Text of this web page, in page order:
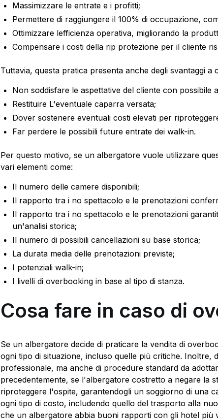
Massimizzare le entrate e i profitti;
Permettere di raggiungere il 100% di occupazione,
Ottimizzare lefficienza operativa, migliorando la
Compensare i costi della rip protezione per il cliente
Tuttavia, questa pratica presenta anche degli svantaggi
Non soddisfare le aspettative del cliente con possibile
Restituire L'eventuale caparra versata;
Dover sostenere eventuali costi elevati per
Far perdere le possibili future entrate dei walk-in.
Per questo motivo, se un albergatore vuole utilizzare
vari elementi come:
Il numero delle camere disponibili;
Il rapporto tra i no spettacolo e le prenotazioni
Il rapporto tra i no spettacolo e le prenotazioni
un'analisi storica;
Il numero di possibili cancellazioni su base storica;
La durata media delle prenotazioni previste;
I potenziali walk-in;
I livelli di overbooking in base al tipo di stanza.
Cosa fare in caso di
Se un albergatore decide di praticare la vendita di
ogni tipo di situazione, incluso quelle più critiche.
professionale, ma anche di procedure standard da
precedentemente, se l'albergatore costretto a negare la
riproteggere l'ospite, garantendogli un soggiorno di una
ogni tipo di costo, includendo quello del trasporto alla
che un albergatore abbia buoni rapporti con gli hotel più